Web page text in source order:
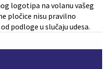
logotipa na volanu vašeg
pločice nisu pravilno
podloge u slučaju udesa.